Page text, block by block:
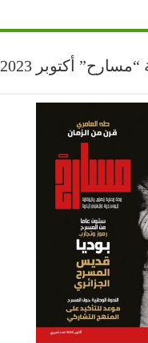
مجلة إلكترونية “مسارح” أكتوبر 2023